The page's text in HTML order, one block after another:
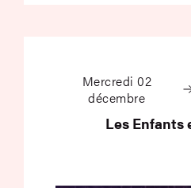
Mercredi 02
décembre
Les Enfants